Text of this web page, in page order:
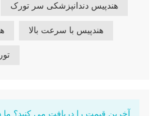
هندپیس دندانپزشکی سر تورک
هندپیس با سرعت بالا